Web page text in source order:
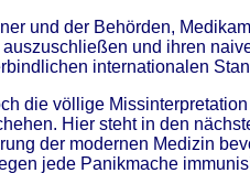
und der Behörden,
und ihren
internationalen
die völlige
Hier steht in den
der modernen Medizin
jede Panikmache